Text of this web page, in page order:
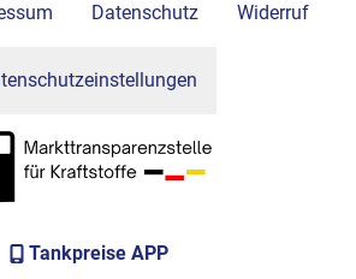
Datenschutz Widerruf
Tankpreise APP